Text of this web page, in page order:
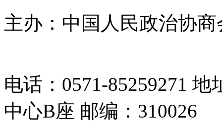
主办：中国人民政治协
电话：0571-85259271
中心B座 邮编：310026